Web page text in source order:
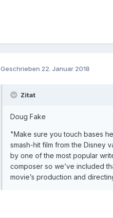
Geschrieben 22. Januar 2018
Zitat
Doug Fake
"Make sure you touch bases
smash-hit film from the Disney
by one of the most popular
composer so we’ve included
movie’s production and